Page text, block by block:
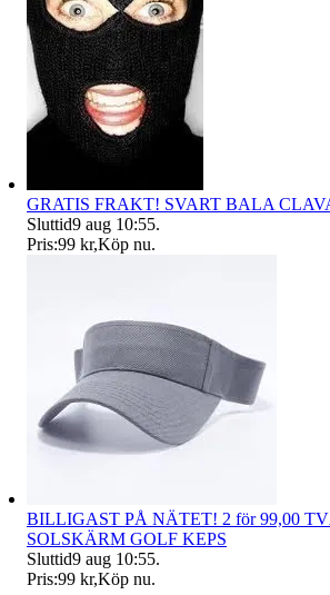
GRATIS FRAKT! SVART BALA
Sluttid9 aug 10:55.
Pris:99 kr,Köp nu.
BILLIGAST PÅ NÄTET! 2 för 99,00
SOLSKÄRM GOLF KEPS
Sluttid9 aug 10:55.
Pris:99 kr,Köp nu.